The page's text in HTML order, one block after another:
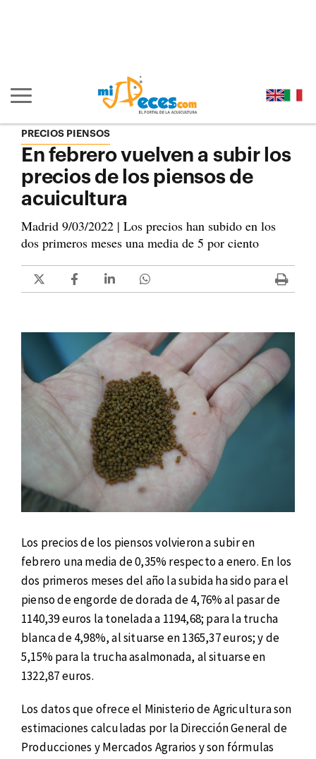
Mostrar/ocultar navegación principal
PRECIOS PIENSOS
En febrero vuelven a subir los
precios de los piensos de
acuicultura
Madrid 9/03/2022 | Los precios han subido en los
dos primeros meses una media de 5 por ciento
Los precios de los piensos volvieron a subir en
febrero una media de 0,35% respecto a enero. En los
dos primeros meses del año la subida ha sido para el
pienso de engorde de dorada de 4,76% al pasar de
1140,39 euros la tonelada a 1194,68; para la trucha
blanca de 4,98%, al situarse en 1365,37 euros; y de
5,15% para la trucha asalmonada, al situarse en
1322,87 euros.
Los datos que ofrece el Ministerio de Agricultura son
estimaciones calculadas por la Dirección General de
Producciones y Mercados Agrarios y son fórmulas